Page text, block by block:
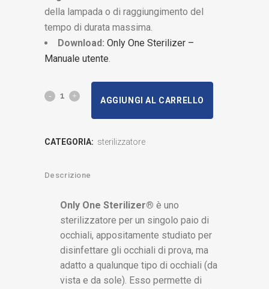
della lampada o di raggiungimento del
tempo di durata massima.
Download: Only One Sterilizer –
Manuale utente.
Only
Sterilizer®
AGGIUNGI AL CARRELLO
CATEGORIA: sterilizzatore
Descrizione
Only One Sterilizer® è uno
sterilizzatore per un singolo paio di
occhiali, appositamente studiato per
disinfettare gli occhiali di prova, ma
adatto a qualunque tipo di occhiali (da
vista e da sole). Esso permette di